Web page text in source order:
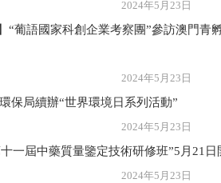
5月23日
“葡語國家科創企業考察團”參訪澳門青
5月23日
保局續辦“世界環境日系列活動”
5月23日
十一屆中藥質量鑒定技術研修班”5月21日
5月23日